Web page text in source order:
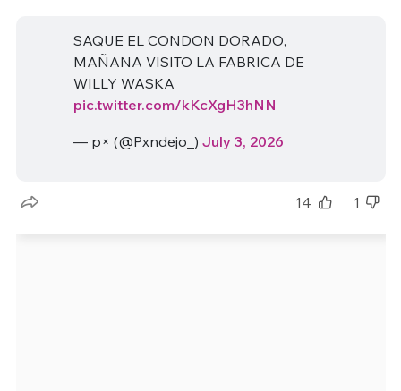
SAQUE EL CONDON DORADO,
MAÑANA VISITO LA FABRICA DE
WILLY WASKA
pic.twitter.com/kKcXgH3hNN
— p× (@Pxndejo_) July 3, 2026
14 1